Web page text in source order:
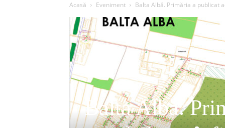
Acasă Eveniment Balta Albă. Primăria a publicat
Balta Albă.